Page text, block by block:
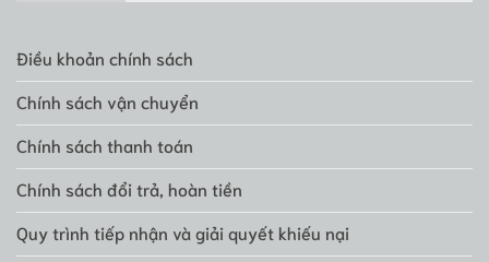
Điều khoản chính sách
Chính sách vận chuyển
Chính sách thanh toán
Chính sách đổi trả, hoàn tiền
Quy trình tiếp nhận và giải quyết khiếu nại